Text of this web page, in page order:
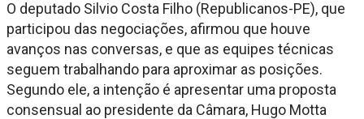
O deputado Silvio Costa Filho (Republicanos-PE), que
participou das negociações, afirmou que houve
avanços nas conversas, e que as equipes técnicas
seguem trabalhando para aproximar as posições.
Segundo ele, a intenção é apresentar uma proposta
consensual ao presidente da Câmara, Hugo Motta